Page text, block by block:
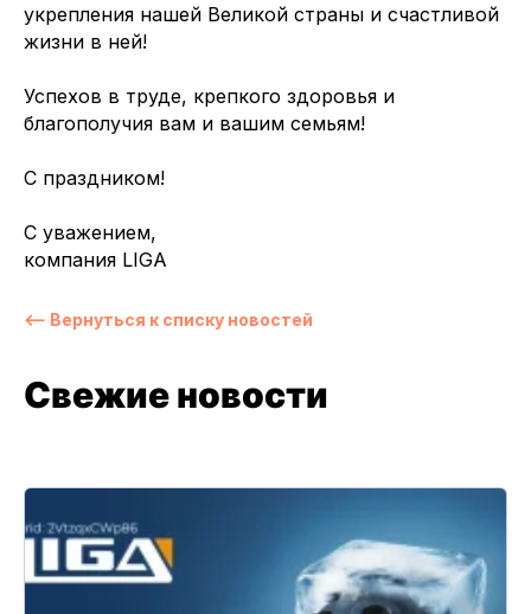
укрепления нашей Великой страны и счастливой
жизни в ней!
Успехов в труде, крепкого здоровья и
благополучия вам и вашим семьям!
С праздником!
С уважением,
компания LIGA
⟵ Вернуться к списку новостей
Свежие новости